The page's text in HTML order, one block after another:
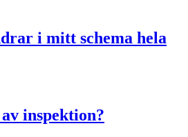
i mitt schema hela
inspektion?